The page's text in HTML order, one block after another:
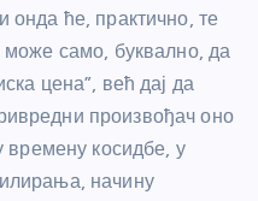
онда ће, практично, те
само, буквално, да
цена”, већ дај да
произвођач оно
времену косидбе, у
начину